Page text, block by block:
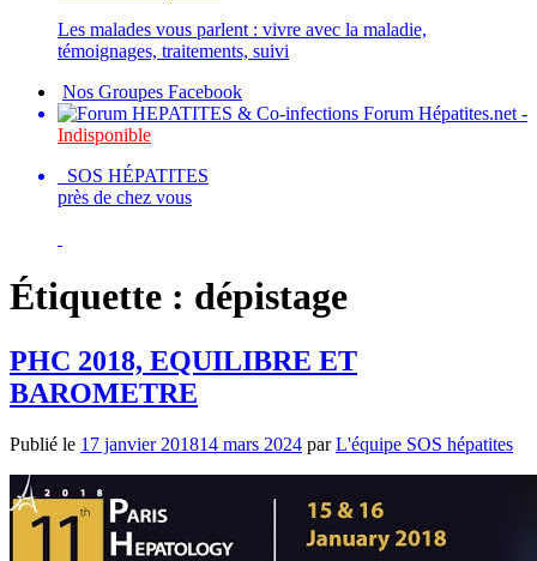
Les malades vous parlent : vivre avec la maladie,
témoignages, traitements, suivi
Nos Groupes Facebook
Forum Hépatites.net -
Indisponible
SOS HÉPATITES
près de chez vous
Étiquette : dépistage
PHC 2018, EQUILIBRE ET
BAROMETRE
Publié le 17 janvier 201814 mars 2024 parL'équipe SOS hépatites